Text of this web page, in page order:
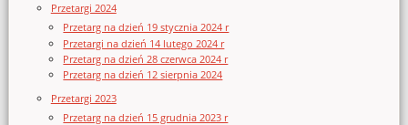
Przetargi 2024
Przetarg na dzień 19 stycznia 2024 r
Przetargi na dzień 14 lutego 2024 r
Przetarg na dzień 28 czerwca 2024 r
Przetarg na dzień 12 sierpnia 2024
Przetargi 2023
Przetarg na dzień 15 grudnia 2023 r